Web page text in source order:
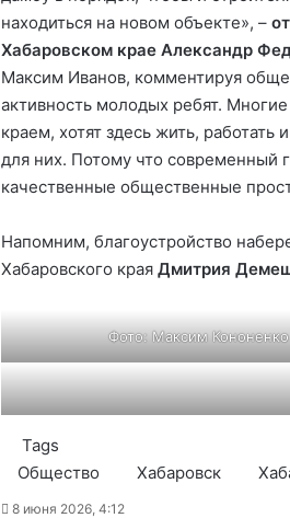
находиться на новом объекте», –
Хабаровском крае Александр
Максим Иванов, комментируя
активность молодых ребят.
краем, хотят здесь жить,
для них. Потому что современный
качественные общественные
Напомним, благоустройство
Хабаровского края Дмитрия
Фото: Максим Кононенко
Tags
Общество
Хабаровск
8 июня 2026, 4:12